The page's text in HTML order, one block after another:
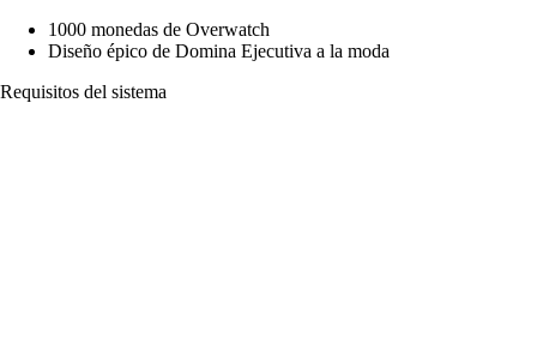
1000 monedas de Overwatch
Diseño épico de Domina Ejecutiva a la moda
Requisitos del sistema